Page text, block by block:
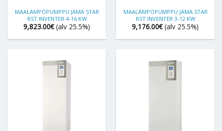
MAALÄMPÖPUMPPU JÄMÄ STAR
RST INVENTER 4-16 KW
9,823.00€ (alv 25.5%)
MAALÄMPÖPUMPPU JÄMÄ STAR
RST INVENTER 3-12 KW
9,176.00€ (alv 25.5%)